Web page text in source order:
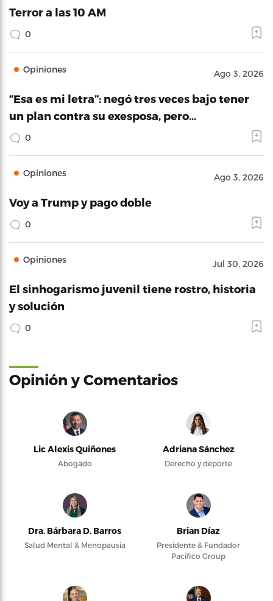
Terror a las 10 AM
0
Opiniones Ago 3, 2026
“Esa es mi letra”: negó tres veces bajo tener
un plan contra su exesposa, pero…
0
Opiniones Ago 3, 2026
Voy a Trump y pago doble
0
Opiniones Jul 30, 2026
El sinhogarismo juvenil tiene rostro, historia
y solución
0
Opinión y Comentarios
Lic Alexis Quiñones
Abogado
Adriana Sánchez
Derecho y deporte
Dra. Bárbara D. Barros
Salud Mental & Menopausia
Brian Díaz
Presidente & Fundador
Pacifico Group